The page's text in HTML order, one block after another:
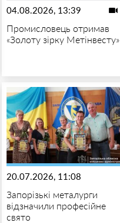
04.08.2026, 13:39
Промисловець отримав
«Золоту зірку Метінвесту»
20.07.2026, 11:08
Запорізькі металурги
відзначили професійне
свято